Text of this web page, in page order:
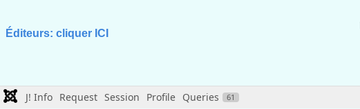
Éditeurs: cliquer ICI
J! Info Request Session Profile Queries 61